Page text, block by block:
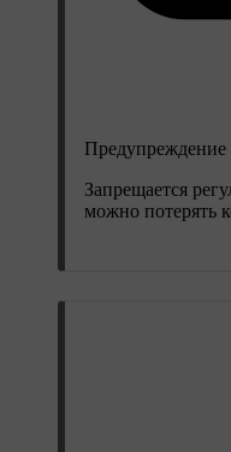
Предупреждение
Запрещается
можно потерять